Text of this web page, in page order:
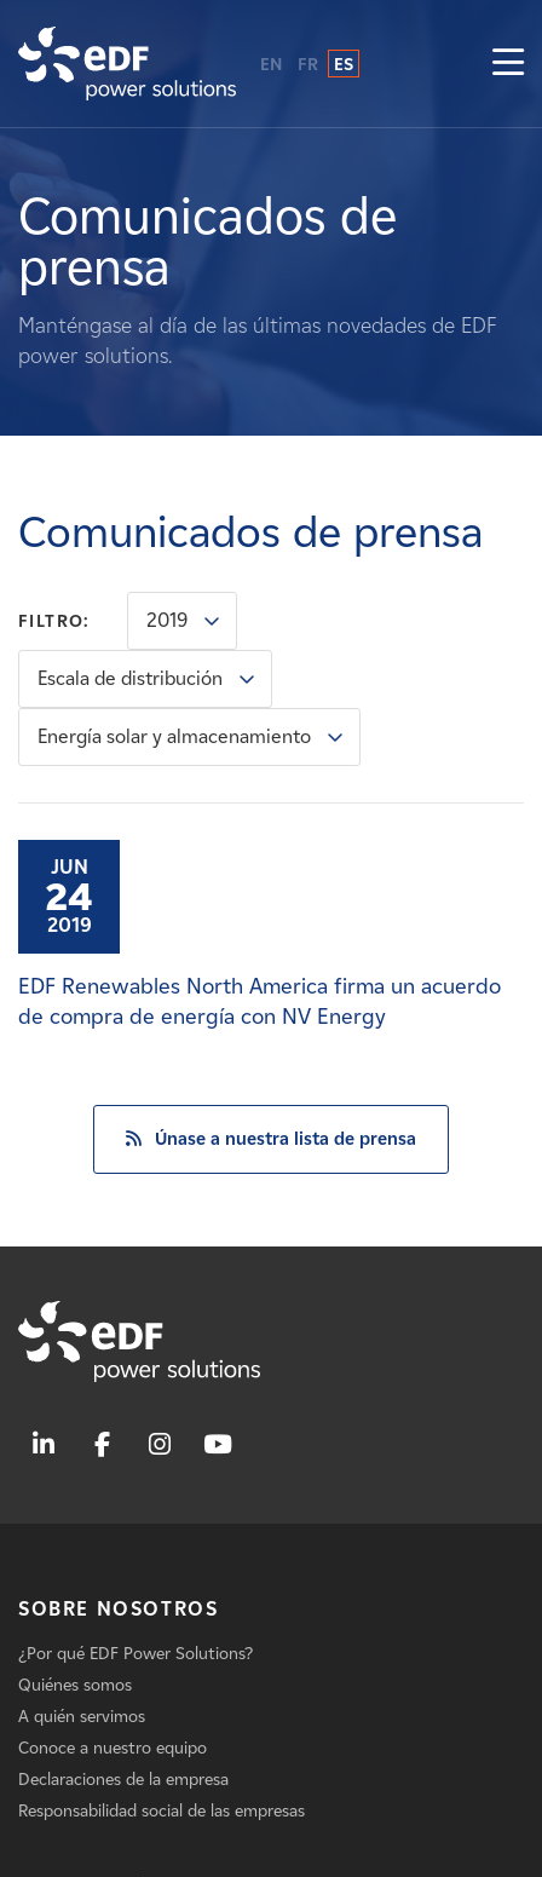
Sobre nosotros
Qué hacemos
Terratenientes
Carreras
Noticias
Contacte con
Afiliados
EN FR ES
Comunicados de
prensa
Manténgase al día de las últimas novedades de EDF
power solutions.
Comunicados de prensa
FILTRO: 2019
Escala de distribución
Energía solar y almacenamiento
JUN
24
2019
EDF Renewables North America firma un acuerdo
de compra de energía con NV Energy
Únase a nuestra lista de prensa
SOBRE NOSOTROS
¿Por qué EDF Power Solutions?
Quiénes somos
A quién servimos
Conoce a nuestro equipo
Declaraciones de la empresa
Responsabilidad social de las empresas